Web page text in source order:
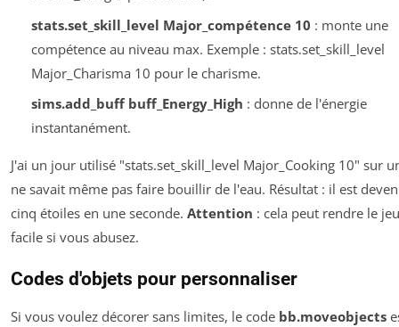
stats.set_skill_level Major_ compétence10 : monte une
compétence au niveau max. Exemple : stats.set_skill_level
Major_Charisma 10 pour le charisme.
sims.add_buff buff_Energy_High : donne de l'énergie
instantanément.
J'ai un jour utilisé "stats.set_skill_level Major_Cooking 10" sur
ne savait même pas faire bouillir de l'eau. Résultat : il est
cinq étoiles en une seconde. Attention : cela peut rendre le
facile si vous abusez.
Codes d'objets pour personnaliser
Si vous voulez décorer sans limites, le code bb.moveobjects